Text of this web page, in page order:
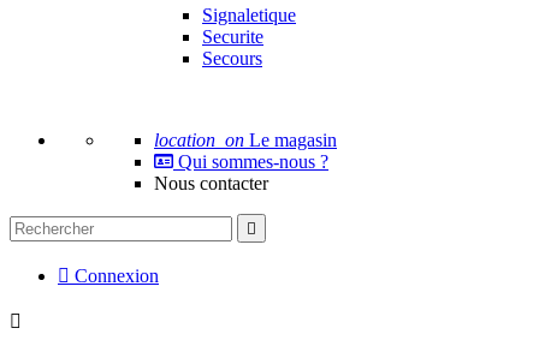
Signaletique
Securite
Secours
location_on Le magasin
Qui sommes-nous ?
Nous contacter

 Connexion
